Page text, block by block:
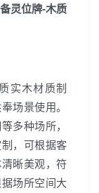
灵位牌-木质
实木材质制
场景使用。
多种场所，
，可根据客
晰美观，符
场所空间大